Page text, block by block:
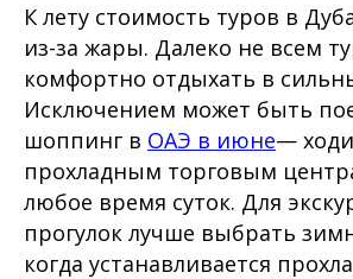
К лету стоимость туров в
из-за жары. Далеко не всем
комфортно отдыхать в
Исключением может быть
шоппинг в ОАЭ в июне—
прохладным торговым
любое время суток. Для
прогулок лучше выбрать
когда устанавливается